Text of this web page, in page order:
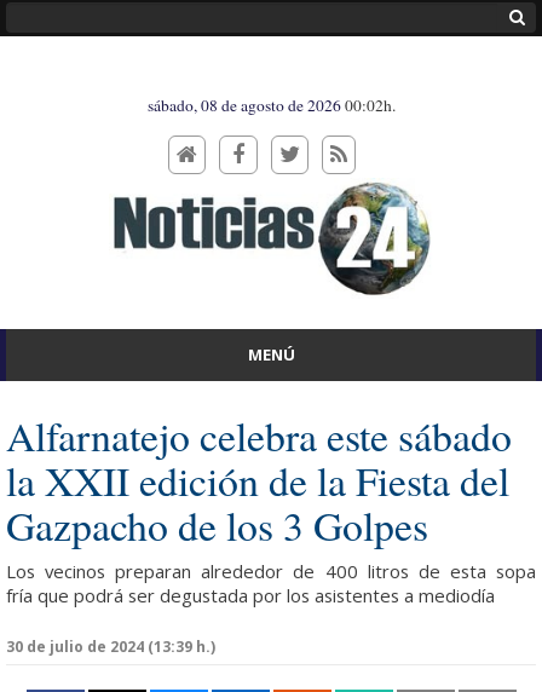
sábado, 08 de agosto de 202600:02h.
MENÚ
Alfarnatejo celebra este sábado
la XXII edición de la Fiesta del
Gazpacho de los 3 Golpes
Los vecinos preparan alrededor de 400 litros de esta sopa
fría que podrá ser degustada por los asistentes a mediodía
30 de julio de 2024 (13:39 h.)